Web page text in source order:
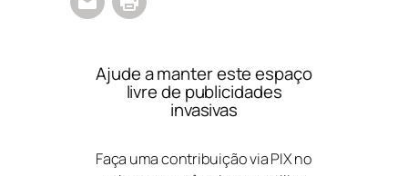
Ajude a manter este espaço
livre de publicidades
invasivas
Faça uma contribuição via PIX no